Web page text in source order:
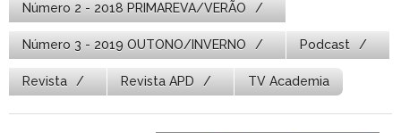
Número 2 - 2018 PRIMAREVA/VERÃO
Número 3 - 2019 OUTONO/INVERNO Podcast
Revista Revista APD TV Academia